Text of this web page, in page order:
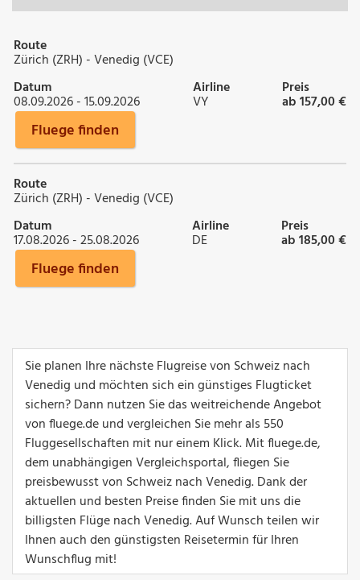
Route
Zürich (ZRH) - Venedig (VCE)
Datum
08.09.2026 - 15.09.2026
Airline
VY
Preis
ab 157,00 €
Fluege finden
Route
Zürich (ZRH) - Venedig (VCE)
Datum
17.08.2026 - 25.08.2026
Airline
DE
Preis
ab 185,00 €
Fluege finden
Sie planen Ihre nächste Flugreise von Schweiz nach
Venedig und möchten sich ein günstiges Flugticket
sichern? Dann nutzen Sie das weitreichende Angebot
von fluege.de und vergleichen Sie mehr als 550
Fluggesellschaften mit nur einem Klick. Mit fluege.de,
dem unabhängigen Vergleichsportal, fliegen Sie
preisbewusst von Schweiz nach Venedig. Dank der
aktuellen und besten Preise finden Sie mit uns die
billigsten Flüge nach Venedig. Auf Wunsch teilen wir
Ihnen auch den günstigsten Reisetermin für Ihren
Wunschflug mit!